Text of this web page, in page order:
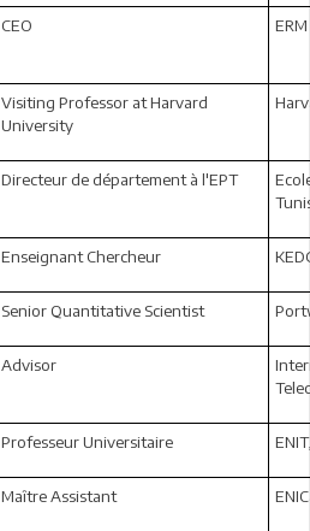
CEO
Visiting Professor at Harvard
University
Directeur de département à l'EPT
Enseignant Chercheur
Senior Quantitative Scientist
Advisor
Professeur Universitaire
Maître Assistant